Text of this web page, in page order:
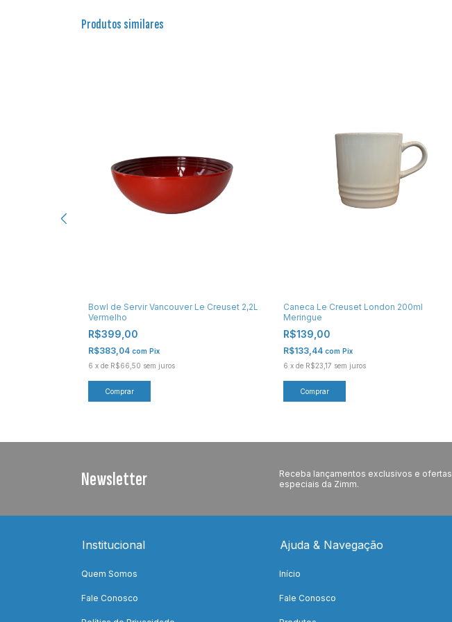
Produtos similares
Bowl de Servir Vancouver Le Creuset 2,2L
Vermelho
R$399,00
R$383,04 com Pix
6 x de R$66,50 sem juros
Caneca Le Creuset London 200ml
Meringue
R$139,00
R$133,44com Pix
6 xde R$23,17 sem juros
Newsletter
Receba lançamentos exclusivos e ofertas
especiais da Zimm.
Institucional
Quem Somos
Fale Conosco
Ajuda & Navegação
Início
Fale Conosco